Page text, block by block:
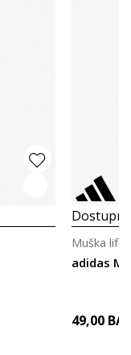
adidas M
Muška
49,00